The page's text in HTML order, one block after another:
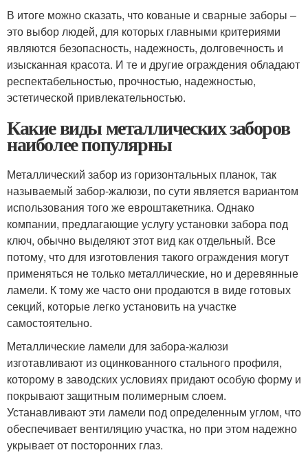
В итоге можно сказать, что кованые и сварные заборы –
это выбор людей, для которых главными критериями
являются безопасность, надежность, долговечность и
изысканная красота. И те и другие ограждения обладают
респектабельностью, прочностью, надежностью,
эстетической привлекательностью.
Какие виды металлических заборов
наиболее популярны
Металлический забор из горизонтальных планок, так
называемый забор-жалюзи, по сути является вариантом
использования того же евроштакетника. Однако
компании, предлагающие услугу установки забора под
ключ, обычно выделяют этот вид как отдельный. Все
потому, что для изготовления такого ограждения могут
применяться не только металлические, но и деревянные
ламели. К тому же часто они продаются в виде готовых
секций, которые легко установить на участке
самостоятельно.
Металлические ламели для забора-жалюзи
изготавливают из оцинкованного стального профиля,
которому в заводских условиях придают особую форму и
покрывают защитным полимерным слоем.
Устанавливают эти ламели под определенным углом, что
обеспечивает вентиляцию участка, но при этом надежно
укрывает от посторонних глаз.